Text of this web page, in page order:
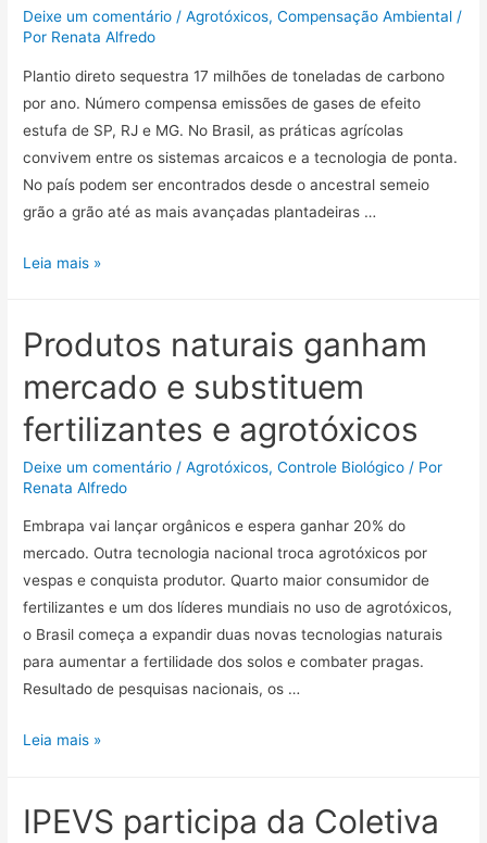
Deixe um comentário /Agrotóxicos,Compensação Ambiental /
Por Renata Alfredo
Plantio direto sequestra 17 milhões de toneladas de carbono
por ano. Número compensa emissões de gases de efeito
estufa de SP, RJ e MG. No Brasil, as práticas agrícolas
convivem entre os sistemas arcaicos e a tecnologia de ponta.
No país podem ser encontrados desde o ancestral semeio
grão a grão até as mais avançadas plantadeiras …
Leia mais »
Produtos naturais ganham
mercado e substituem
fertilizantes e agrotóxicos
Deixe um comentário /Agrotóxicos,Controle Biológico / Por
Renata Alfredo
Embrapa vai lançar orgânicos e espera ganhar 20% do
mercado. Outra tecnologia nacional troca agrotóxicos por
vespas e conquista produtor. Quarto maior consumidor de
fertilizantes e um dos líderes mundiais no uso de agrotóxicos,
o Brasil começa a expandir duas novas tecnologias naturais
para aumentar a fertilidade dos solos e combater pragas.
Resultado de pesquisas nacionais, os …
Leia mais »
IPEVS participa da Coletiva